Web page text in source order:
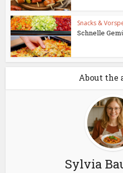
Snacks &
Schnelle
About the
Sylvia